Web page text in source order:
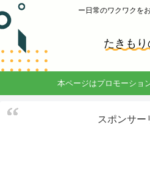
ー日常のワクワクを
たきもり
本ページはプロモーショ
スポンサー